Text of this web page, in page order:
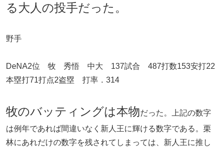
る大人の投手だった。
野手
DeNA2位 牧 秀悟 中大 137試合 487打数153安打22
本塁打71打点2盗塁 打率．314
牧のバッティングは本物だった。上記の数字
は例年であれば間違いなく新人王に輝ける数字である。栗
林にあれだけの数字を残されてしまっては、新人王に推し